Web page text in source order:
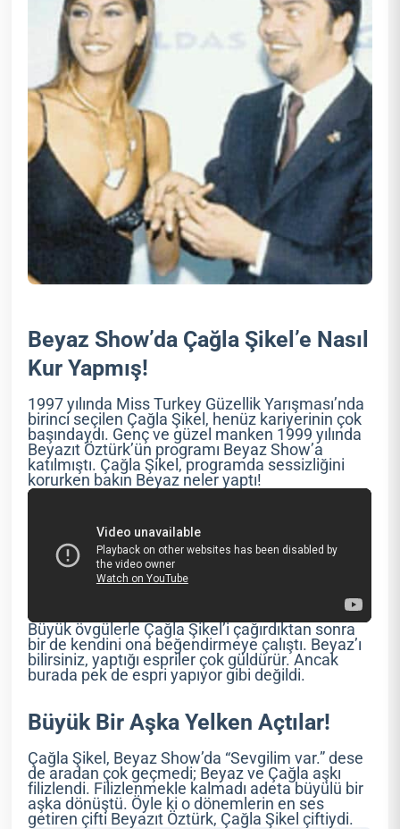
Beyaz Show’da Çağla Şikel’e Nasıl
Kur Yapmış!
1997 yılında Miss Turkey Güzellik Yarışması’nda
birinci seçilen Çağla Şikel, henüz kariyerinin çok
başındaydı. Genç ve güzel manken 1999 yılında
Beyazıt Öztürk’ün programı Beyaz Show’a
katılmıştı. Çağla Şikel, programda sessizliğini
korurken bakın Beyaz neler yaptı!
Büyük övgülerle Çağla Şikel’i çağırdıktan sonra
bir de kendini ona beğendirmeye çalıştı. Beyaz’ı
bilirsiniz, yaptığı espriler çok güldürür. Ancak
burada pek de espri yapıyor gibi değildi.
Büyük Bir Aşka Yelken Açtılar!
Çağla Şikel, Beyaz Show’da “Sevgilim var.” dese
de aradan çok geçmedi; Beyaz ve Çağla aşkı
filizlendi. Filizlenmekle kalmadı adeta büyülü bir
aşka dönüştü. Öyle ki o dönemlerin en ses
getiren çifti Beyazıt Öztürk, Çağla Şikel çiftiydi.